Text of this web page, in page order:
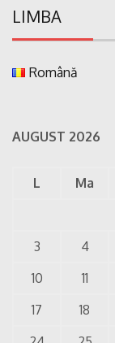
LIMBA
Română
AUGUST 2026
L Ma
3
4
10
11
17
18